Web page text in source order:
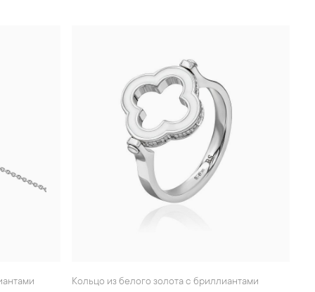
Кольцо из белого золота с бриллиантами